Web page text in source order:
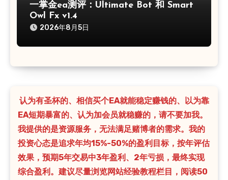
一掌金ea测评：Ultimate Bot 和 Smart
Owl Fx v1.4
2026年8月5日
认为有圣杯的、相信买个EA就能稳定赚钱的、以为靠
EA短期暴富的、认为加会员就稳赚的，请不要加我。
我提供的是资源服务，无法满足赌博者的需求。我的
投资心态是追求年均15%-50%的盈利目标，按年评估
效果，预期5年交易中3年盈利、2年亏损，最终实现
综合盈利。建议尽量浏览网站经验教程栏目，阅读50